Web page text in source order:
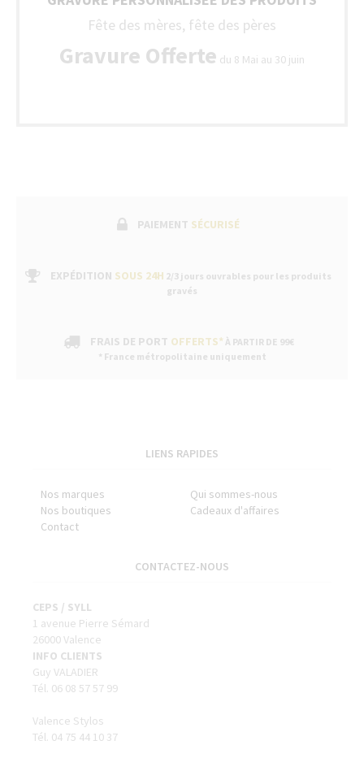
Fête des mères, fête des pères
Gravure Offerte du 8 Mai au 30 juin
PAIEMENT SÉCURISÉ
EXPÉDITION SOUS 24H 2/3 jours ouvrables pour les produits
gravés
FRAIS DE PORT OFFERTS* À PARTIR DE 99€
* France métropolitaine uniquement
LIENS RAPIDES
Nos marques
Qui sommes-nous
Nos boutiques
Cadeaux d'affaires
Contact
CONTACTEZ-NOUS
CEPS / SYLL
1 avenue Pierre Sémard
26000 Valence
INFO CLIENTS
Guy VALADIER
Tél. 06 08 57 57 99
Valence Stylos
Tél. 04 75 44 10 37